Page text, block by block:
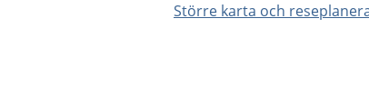
Större karta och